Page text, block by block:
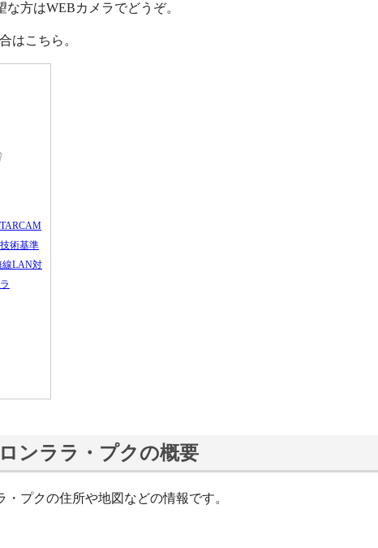
な方はWEBカメラでどうぞ。
はこちら。
術基準
線LAN対
ンララ・プクの概要
・プクの住所や地図などの情報です。